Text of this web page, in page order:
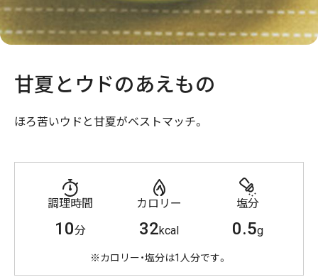
甘夏とウドのあえもの
ほろ苦いウドと甘夏がベストマッチ。
調理時間
10分
カロリー
32kcal
塩分
0.5g
※カロリー・塩分は1人分です。